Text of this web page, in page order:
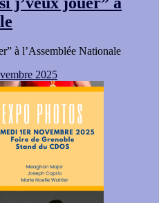
à l’Assemblée Nationale
2025